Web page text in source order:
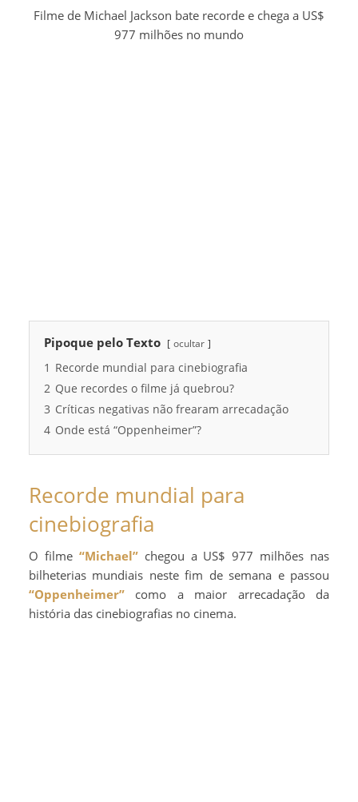
Filme de Michael Jackson bate recorde e chega a US$
977 milhões no mundo
Pipoque pelo Texto ocultar
1 Recorde mundial para cinebiografia
2 Que recordes o filme já quebrou?
3 Críticas negativas não frearam arrecadação
4 Onde está “Oppenheimer”?
Recorde mundial para
cinebiografia
O filme “Michael”chegou a US$ 977 milhões nas
bilheterias mundiais neste fim de semana e passou
“Oppenheimer” como a maior arrecadação da
história das cinebiografias no cinema.